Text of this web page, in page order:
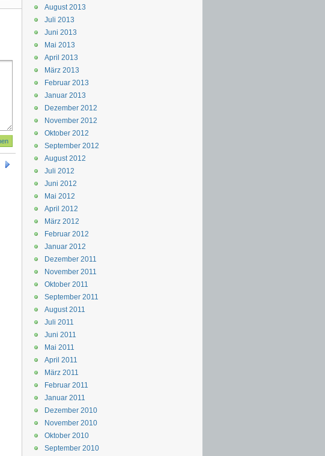
August 2013
Juli 2013
Juni 2013
Mai 2013
April 2013
März 2013
Februar 2013
Januar 2013
Dezember 2012
November 2012
Oktober 2012
September 2012
August 2012
Juli 2012
Juni 2012
Mai 2012
April 2012
März 2012
Februar 2012
Januar 2012
Dezember 2011
November 2011
Oktober 2011
September 2011
August 2011
Juli 2011
Juni 2011
Mai 2011
April 2011
März 2011
Februar 2011
Januar 2011
Dezember 2010
November 2010
Oktober 2010
September 2010